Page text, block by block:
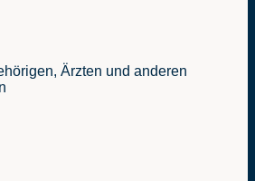
Ärzten und anderen